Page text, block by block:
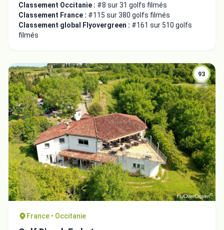
Classement Occitanie : #8 sur 31 golfs filmés
Classement France : #115 sur 380 golfs filmés
Classement global Flyovergreen : #161 sur 510 golfs
filmés
93
France • Occitanie